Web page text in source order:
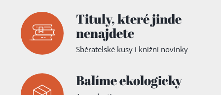
Tituly,které jinde
nenajdete
Sběratelské kusy i knižní novinky
Balíme ekologicky